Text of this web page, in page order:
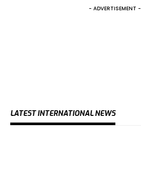
- ADVERTISEMENT -
LATEST INTERNATIONAL NEWS